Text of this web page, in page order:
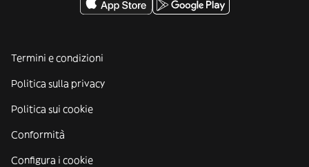
Termini e condizioni
Politica sulla privacy
Politica sui cookie
Conformità
Configura i cookie